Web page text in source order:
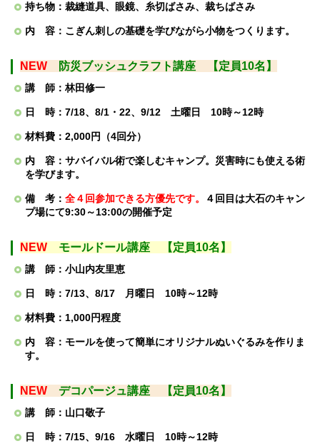
持ち物：裁縫道具、眼鏡、糸切ばさみ、裁ちばさみ
内 容：こぎん刺しの基礎を学びながら小物をつくります。
NEW 防災ブッシュクラフト講座 【定員10名】
講 師：林田修一
日 時：7/18、8/1・22、9/12 土曜日 10時～12時
材料費：2,000円（4回分）
内 容：サバイバル術で楽しむキャンプ。災害時にも使える術
を学びます。
備 考： 全４回参加できる方優先です。
４回目は大石のキャン
プ場にて9:30～13:00の開催予定
NEW モールドール講座 【定員10名】
講 師：小山内友里恵
日 時：7/13、8/17 月曜日 10時～12時
材料費：1,000円程度
内 容：モールを使って簡単にオリジナルぬいぐるみを作りま
す。
NEW デコパージュ講座 【定員10名】
講 師：山口敬子
日 時：7/15、9/16 水曜日 10時～12時